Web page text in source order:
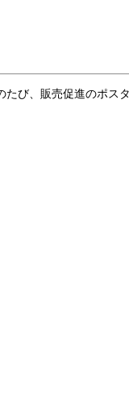
び、販売促進のポス